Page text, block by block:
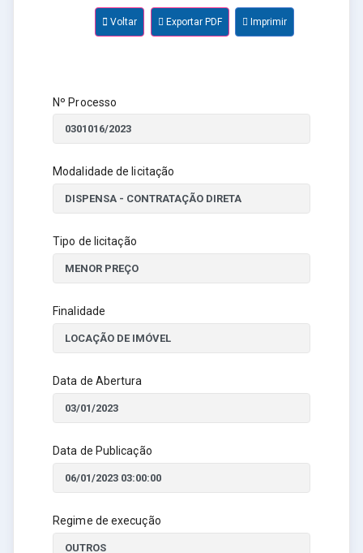
Voltar Exportar PDF Imprimir
Nº Processo
Modalidade de licitação
Tipo de licitação
Finalidade
Data de Abertura
Data de Publicação
Regime de execução